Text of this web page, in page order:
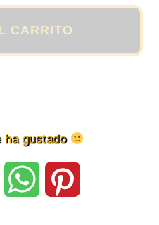
CARRITO
ha gustado